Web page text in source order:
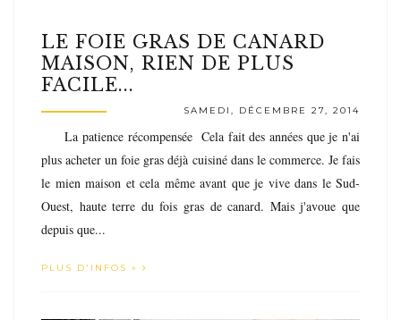
LE FOIE GRAS DE CANARD
MAISON, RIEN DE PLUS
FACILE...
SAMEDI, DÉCEMBRE 27, 2014
La patience récompensée Cela fait des années que je n'ai
plus acheter un foie gras déjà cuisiné dans le commerce. Je fais
le mien maison et cela même avant que je vive dans le Sud-
Ouest, haute terre du fois gras de canard. Mais j'avoue que
depuis que...
PLUS D'INFOS »